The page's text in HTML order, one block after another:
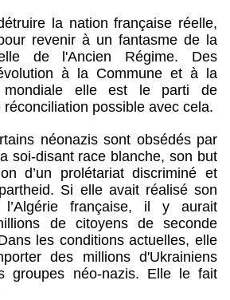
la nation française réelle,
revenir à un fantasme de la
de l'Ancien Régime. Des
à la Commune et à la
mondiale elle est le parti de
réconciliation possible avec cela.
néonazis sont obsédés par
soi-disant race blanche, son but
d’un prolétariat discriminé et
Si elle avait réalisé son
française, il y aurait
de citoyens de seconde
les conditions actuelles, elle
des millions d'Ukrainiens
groupes néo-nazis. Elle le fait